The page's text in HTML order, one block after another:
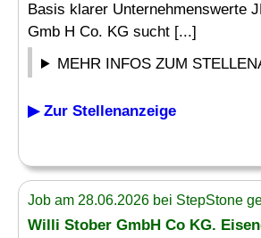
Basis klarer Unternehmenswerte
Gmb H Co. KG sucht [...]
MEHR INFOS ZUM
▶ Zur Stellenanzeige
Job am 28.06.2026 bei StepStone
Willi Stober GmbH Co KG.